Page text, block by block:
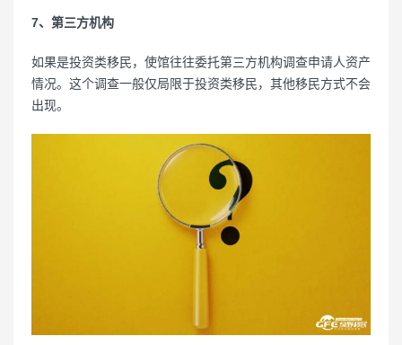
7、第三方机构
如果是投资类移民，使馆往往委托第三方机构调查申请人资产
情况。这个调查一般仅局限于投资类移民，其他移民方式不会
出现。